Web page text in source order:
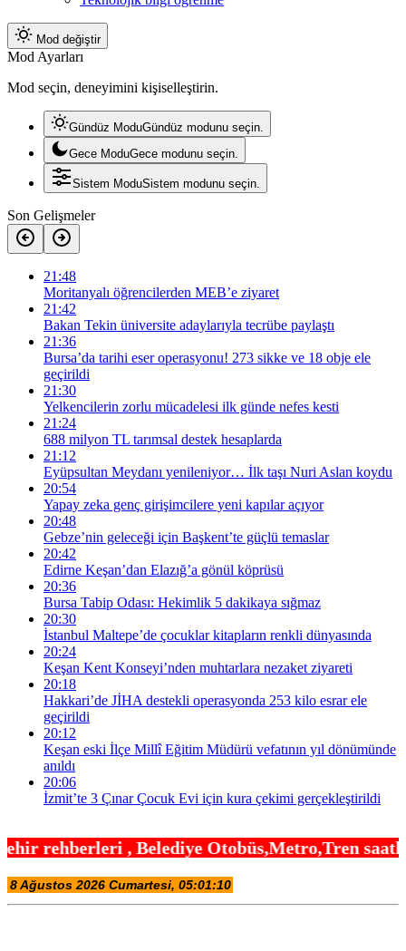
Mod değiştir
Mod Ayarları
Mod seçin, deneyimini kişiselleştirin.
Gündüz ModuGündüz modunu seçin.
Gece ModuGece modunu seçin.
Sistem ModuSistem modunu seçin.
Son Gelişmeler
21:48
Moritanyalı öğrencilerden MEB’e ziyaret
21:42
Bakan Tekin üniversite adaylarıyla tecrübe paylaştı
21:36
Bursa’da tarihi eser operasyonu! 273 sikke ve 18 obje ele
geçirildi
21:30
Yelkencilerin zorlu mücadelesi ilk günde nefes kesti
21:24
688 milyon TL tarımsal destek hesaplarda
21:12
Eyüpsultan Meydanı yenileniyor… İlk taşı Nuri Aslan koydu
20:54
Yapay zeka genç girişimcilere yeni kapılar açıyor
20:48
Gebze’nin geleceği için Başkent’te güçlü temaslar
20:42
Edirne Keşan’dan Elazığ’a gönül köprüsü
20:36
Bursa Tabip Odası: Hekimlik 5 dakikaya sığmaz
20:30
İstanbul Maltepe’de çocuklar kitapların renkli dünyasında
20:24
Keşan Kent Konseyi’nden muhtarlara nezaket ziyareti
20:18
Hakkari’de JİHA destekli operasyonda 253 kilo esrar ele
geçirildi
20:12
Keşan eski İlçe Millî Eğitim Müdürü vefatının yıl dönümünde
anıldı
20:06
İzmit’te 3 Çınar Çocuk Evi için kura çekimi gerçekleştirildi
, Belediye Otobüs,Metro,Tren saatleri